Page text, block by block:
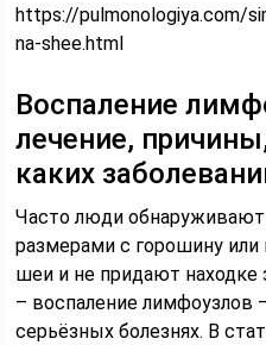
https://pulmonologiya.com/
na-shee.html
Воспаление
лечение,
каких
Часто люди обнаруживают
размерами с горошину или
шеи и не придают находке
– воспаление лимфоузлов
серьёзных болезнях. В